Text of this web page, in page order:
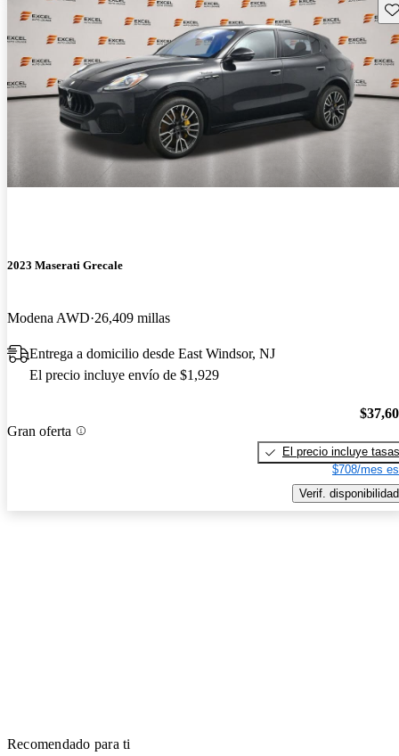
2023 Maserati Grecale
Modena AWD 26,409 millas
Entrega a domicilio desde East Windsor, NJ
El precio incluye envío de $1,929
Gran oferta
El precio incluye tasas
$708/mes
Verif. disponibilidad
Recomendado para ti